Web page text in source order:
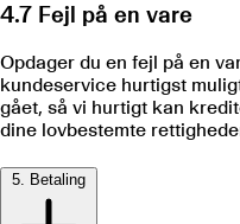
4.7 Fejl på en vare
Opdager du en fejl på en
kundeservice hurtigst
gået, så vi hurtigt kan
dine lovbestemte